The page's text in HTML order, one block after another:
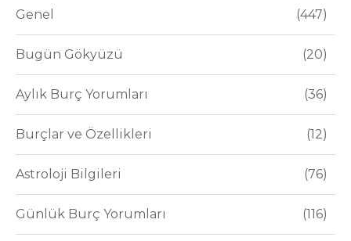
Genel 447
Bugün Gökyüzü 20
Aylık Burç Yorumları 36
Burçlar ve Özellikleri 12
Astroloji Bilgileri 76
Günlük Burç Yorumları 116